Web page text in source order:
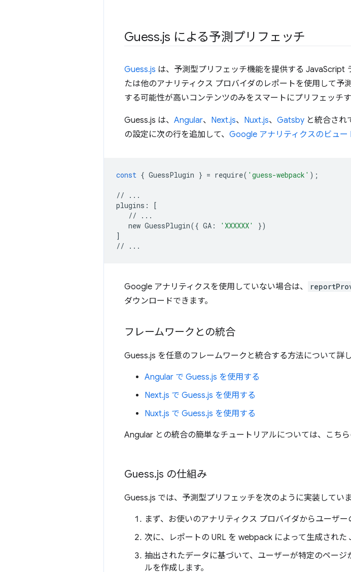
Guess.js による予測プリフェッチ
Guess.js は、予測型プリフェッチ機能を提供する JavaScript
たは他のアナリティクス プロバイダのレポートを使用して予
する可能性が高いコンテンツのみをスマートにプリフェッチす
Guess.js は、 Angular、 Next.js、 Nuxt.js、 Gatsby と統合され
の設定に次の行を追加して、 Google アナリティクスのビュー
const { GuessPlugin } = require( 'guess-webpack' );
//
...
plugins :
[
//
...
new GuessPlugin({ GA : 'XXXXXX'
})
]
//
...
Google アナリティクスを使用していない場合は、
ダウンロードできます。
フレームワークとの統合
Guess.js を任意のフレームワークと統合する方法について詳
Angular で Guess.js を使用する
Next.js で Guess.js を使用する
Nuxt.js で Guess.js を使用する
Angular との統合の簡単なチュートリアルについては、こちら
Guess.js の仕組み
Guess.js では、予測型プリフェッチを次のように実装していま
まず、お使いのアナリティクス プロバイダからユーザ
次に、レポートの URL を webpack によって生成された
抽出されたデータに基づいて、ユーザーが特定のペー
ルを作成します。